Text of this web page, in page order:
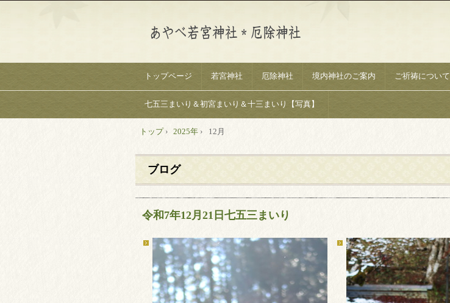
トップページ 若宮神社 厄除神社 境内神社のご案内 ご祈祷について
七五三まいり＆初宮まいり＆十三まいり【写真】
トップ› 2025年 › 12月
ブログ
令和7年12月21日七五三まいり